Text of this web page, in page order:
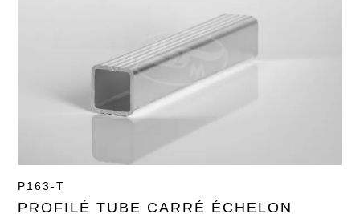
P163-T
PROFILÉ TUBE CARRÉ ÉCHELON